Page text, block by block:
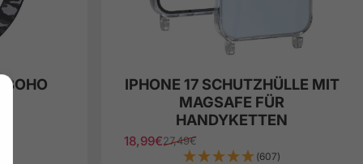
BOHO
IPHONE 17 SCHUTZHÜLLE MIT
MAGSAFE FÜR
HANDYKETTEN
Verkaufspreis
18,99€
Normaler Preis
27,49€
(607)